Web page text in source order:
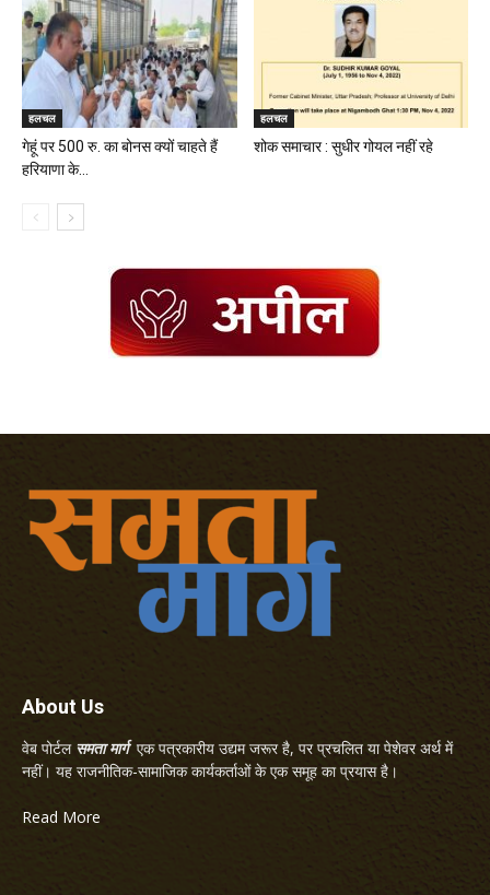
हलचल
गेहूं पर 500 रु. का बोनस क्यों चाहते हैं
हरियाणा के...
हलचल
शोक समाचार : सुधीर गोयल नहीं रहे
About Us
वेब पोर्टल समता मार्गएक पत्रकारीय उद्यम जरूर है, पर प्रचलित या पेशेवर अर्थ में
नहीं। यह राजनीतिक-सामाजिक कार्यकर्ताओं के एक समूह का प्रयास है।
Read More